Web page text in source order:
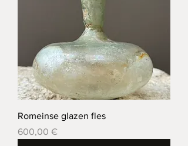
Romeinse glazen fles
Prix
600,00 €